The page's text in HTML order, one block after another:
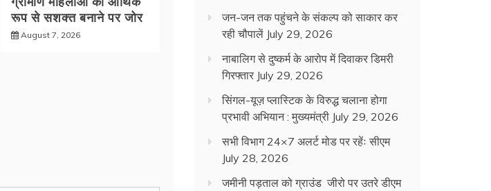
रूप से सशक्त बनाने पर जोर
August 7, 2026
जन-जन तक पहुंचने के संकल्प को साकार कर
रही चौपालें July 29, 2026
नाबालिग से दुष्कर्म के आरोप में दिवाकर डिमरी
गिरफ्तार July 29, 2026
सिंगल-यूज़ प्लास्टिक के विरुद्ध चलाना होगा
प्रभावी अभियान : मुख्यमंत्री July 29, 2026
सभी विभाग 24×7 अलर्ट मोड पर रहेंः सीएम
July 28, 2026
जमीनी पड़ताल को ग्राउंड जीरो पर उतरे डीएम